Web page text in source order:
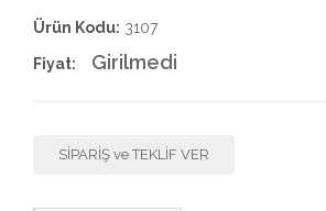
Ürün Kodu: 3107
Fiyat: Girilmedi
SİPARİŞ ve TEKLİF VER